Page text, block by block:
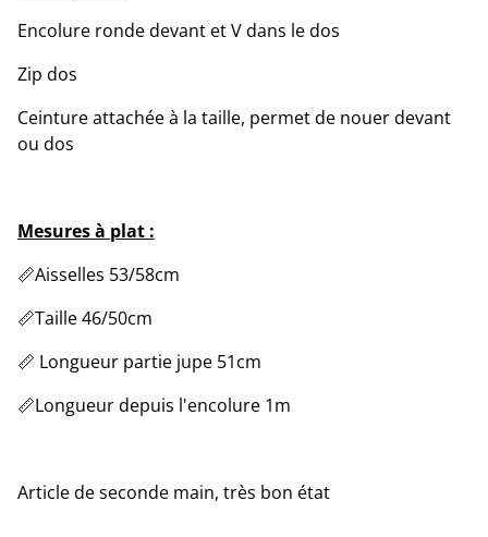
Encolure ronde devant et V dans le dos
Zip dos
Ceinture attachée à la taille, permet de nouer devant
ou dos
Mesures à plat :
📏Aisselles 53/58cm
📏Taille 46/50cm
📏 Longueur partie jupe 51cm
📏Longueur depuis l'encolure 1m
Article de seconde main, très bon état